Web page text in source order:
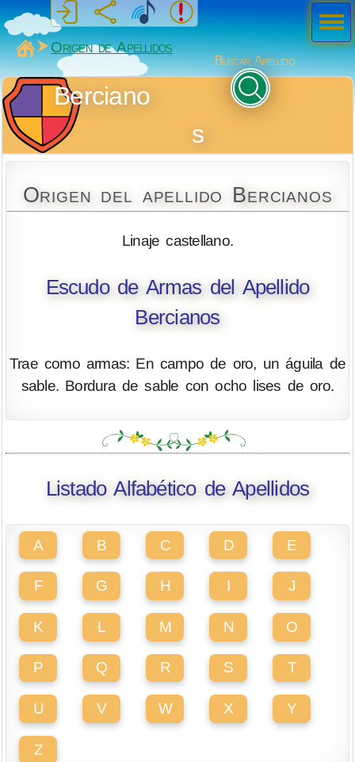
MiSabueso
Origen de Apellidos
Buscar Apellido
Berciano
s
Origen del apellido Bercianos
Linaje castellano.
Escudo de Armas del Apellido
Bercianos
Trae como armas: En campo de oro, un águila de
sable. Bordura de sable con ocho lises de oro.
Listado Alfabético de Apellidos
A B C D E
F G H I J
K L M N O
P Q R S T
U V W X Y
Z
Men
ú